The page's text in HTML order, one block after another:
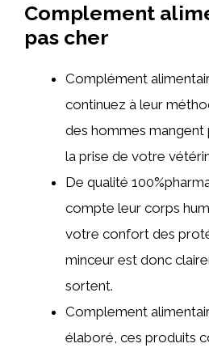
Complement
pas cher
Complément
continuez à leur
des hommes mangent
la prise de votre
De qualité
compte leur corps
votre confort des
minceur est donc
sortent.
Complement
élaboré, ces produits